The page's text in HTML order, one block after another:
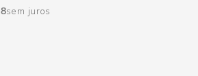
sem juros